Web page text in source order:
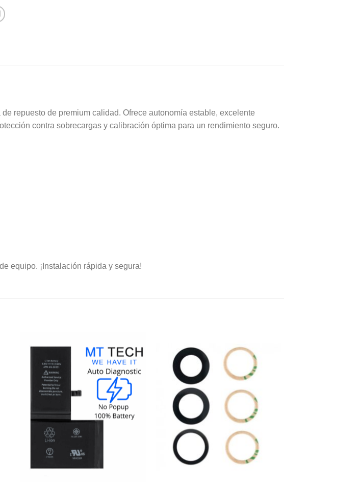
repuesto de premium calidad. Ofrece autonomía estable, excelente
contra sobrecargas y calibración óptima para un rendimiento seguro.
equipo. ¡Instalación rápida y segura!
Añadir
a la
lista de
deseos
Añadir
lista de